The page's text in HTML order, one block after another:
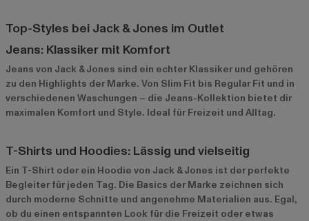
Top-Styles bei Jack & Jones im Outlet
Jeans: Klassiker mit Komfort
Jeans von Jack & Jones sind ein echter Klassiker und gehören
zu den Highlights der Marke. Von Slim Fit bis Regular Fit und in
verschiedenen Waschungen – die Jeans-Kollektion bietet dir
maximalen Komfort und Style. Ideal für Freizeit und Alltag.
T-Shirts und Hoodies: Lässig und vielseitig
Ein T-Shirt oder ein Hoodie von Jack & Jones ist der perfekte
Begleiter für jeden Tag. Die Basics der Marke zeichnen sich
durch moderne Schnitte und angenehme Materialien aus. Egal,
ob du einen entspannten Look für die Freizeit oder etwas